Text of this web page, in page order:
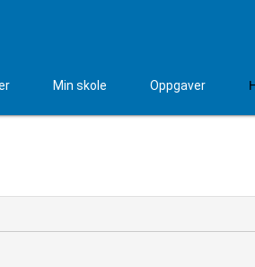
Min skole Oppgaver